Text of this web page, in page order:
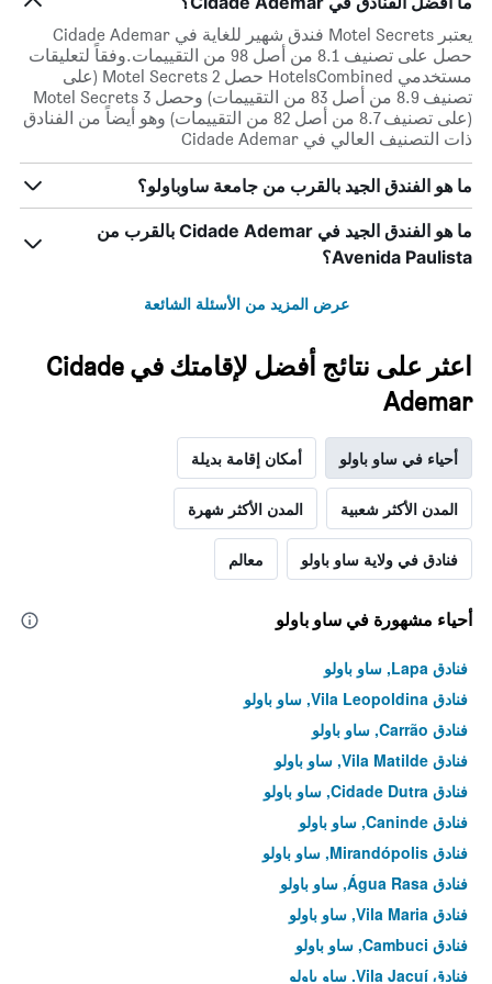
أيام
الأسبوع.
يتضمن
المخطط
التالي
1
محور
Y
يعرض
متوسط
سعر
غرفة
يعتبر Motel Secrets فندق شهير للغاية في Cidade Ademar
حصل على تصنيف 8.1 من أصل 98 من التقييمات.وفقاً لتعليقات
مستخدمي HotelsCombined حصل Motel Secrets 2 (على
تصنيف 8.9 من أصل 83 من التقييمات) وحصل Motel Secrets 3
(على تصنيف 8.7 من أصل 82 من التقييمات) وهو أيضاً من الفنادق
ذات التصنيف العالي في Cidade Ademar
ما هو الفندق الجيد بالقرب من جامعة ساوباولو؟
ما هو الفندق الجيد في Cidade Ademar بالقرب من
Avenida Paulista؟
عرض المزيد من الأسئلة الشائعة
اعثر على نتائج أفضل لإقامتك في Cidade
Ademar
أحياء في ساو باولو أمكان إقامة بديلة
المدن الأكثر شعبية المدن الأكثر شهرة
فنادق في ولاية ساو باولو معالم
أحياء مشهورة في ساو باولو
فنادق Lapa, ساو باولو
فنادق Vila Leopoldina, ساو باولو
فنادق Carrão, ساو باولو
فنادق Vila Matilde, ساو باولو
فنادق Cidade Dutra, ساو باولو
فنادق Caninde, ساو باولو
فنادق Mirandópolis, ساو باولو
فنادق Água Rasa, ساو باولو
فنادق Vila Maria, ساو باولو
فنادق Cambuci, ساو باولو
فنادق Vila Jacuí, ساو باولو